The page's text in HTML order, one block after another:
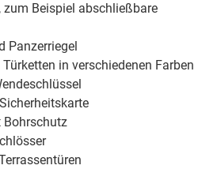
zum Beispiel abschließbare
Panzerriegel
in verschiedenen Farben
Bohrschutz